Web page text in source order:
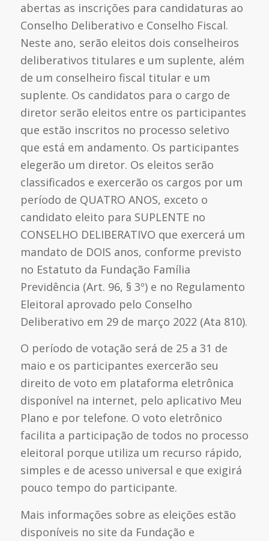
abertas as inscrições para candidaturas ao
Conselho Deliberativo e Conselho Fiscal.
Neste ano, serão eleitos dois conselheiros
deliberativos titulares e um suplente, além
de um conselheiro fiscal titular e um
suplente. Os candidatos para o cargo de
diretor serão eleitos entre os participantes
que estão inscritos no processo seletivo
que está em andamento. Os participantes
elegerão um diretor. Os eleitos serão
classificados e exercerão os cargos por um
período de QUATRO ANOS, exceto o
candidato eleito para SUPLENTE no
CONSELHO DELIBERATIVO que exercerá um
mandato de DOIS anos, conforme previsto
no Estatuto da Fundação Família
Previdência (Art. 96, § 3º) e no Regulamento
Eleitoral aprovado pelo Conselho
Deliberativo em 29 de março 2022 (Ata 810).
O período de votação será de 25 a 31 de
maio e os participantes exercerão seu
direito de voto em plataforma eletrônica
disponível na internet, pelo aplicativo Meu
Plano e por telefone. O voto eletrônico
facilita a participação de todos no processo
eleitoral porque utiliza um recurso rápido,
simples e de acesso universal e que exigirá
pouco tempo do participante.
Mais informações sobre as eleições estão
disponíveis no site da Fundação e